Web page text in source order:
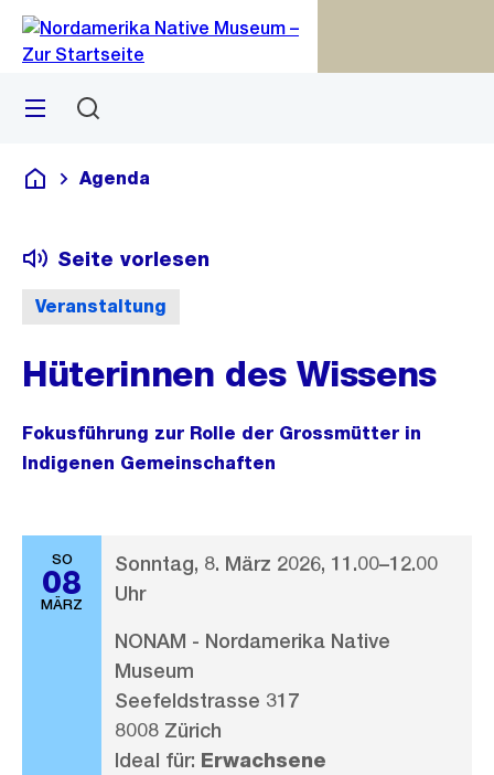
Navigation
Sprunglink
Menü
Deutsch
Agenda
Veranstaltung
Seite vorlesen
Hüterinnen des Wissens
Fokusführung zur Rolle der Grossmütter in
Indigenen Gemeinschaften
SO
08
MÄRZ
Sonntag, 8. März 2026, 11.00–12.00
Uhr
NONAM - Nordamerika Native
Museum
Seefeldstrasse 317
8008 Zürich
Ideal für: Erwachsene